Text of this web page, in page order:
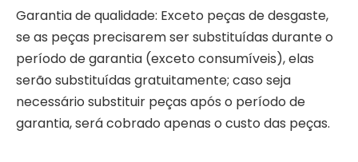
Garantia de qualidade: Exceto peças de desgaste,
se as peças precisarem ser substituídas durante o
período de garantia (exceto consumíveis), elas
serão substituídas gratuitamente; caso seja
necessário substituir peças após o período de
garantia, será cobrado apenas o custo das peças.